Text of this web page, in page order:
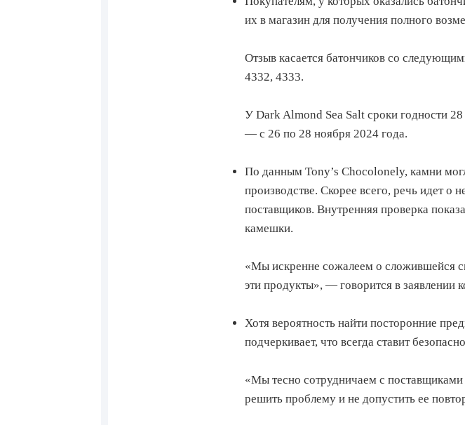
их в магазин для получения полного
Отзыв касается батончиков со
4332, 4333.
У Dark Almond Sea Salt сроки годности
— с 26 по 28 ноября 2024 года.
По данным Tony’s Chocolonely, камни
производстве. Скорее всего, речь идет о
поставщиков. Внутренняя проверка
камешки.
«Мы искренне сожалеем о сложившейся
эти продукты», — говорится в заявлении
Хотя вероятность найти посторонние
подчеркивает, что всегда ставит
«Мы тесно сотрудничаем с
решить проблему и не допустить ее